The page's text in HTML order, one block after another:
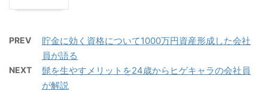
PREV
貯金に効く資格について1000万円資産形成した会社
員が語る
NEXT
髭を生やすメリットを24歳からヒゲキャラの会社員
が解説